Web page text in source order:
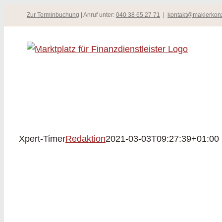
Inhalt
springen
Zur Terminbuchung | Anruf unter: 040 38 65 27 71
Xpert-TimerRedaktion2021-03-03T09:27:39+01:00